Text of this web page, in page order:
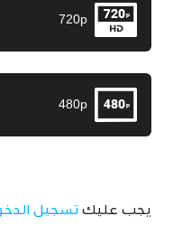
720p
480p
يجب عليك تسجيل